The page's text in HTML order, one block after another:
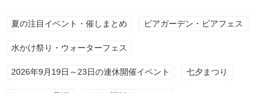
夏の注目イベント・催しまとめ ビアガーデン・ビアフェス
水かけ祭り・ウォーターフェス
2026年9月19日～23日の連休開催イベント 七夕まつり